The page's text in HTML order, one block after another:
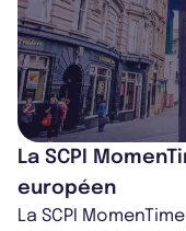
La SCPI
européen
La SCPI